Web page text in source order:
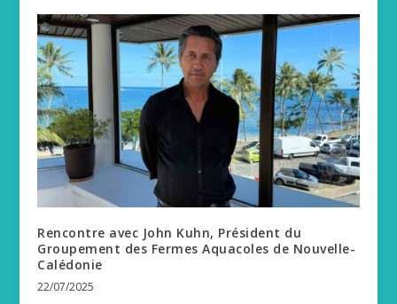
Rencontre avec John Kuhn, Président du
Groupement des Fermes Aquacoles de Nouvelle-
Calédonie
22/07/2025